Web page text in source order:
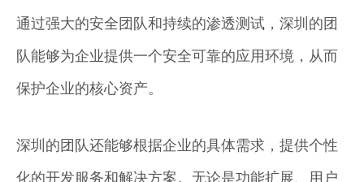
通过强大的安全团队和持续的渗透测试，深圳的团
队能够为企业提供一个安全可靠的应用环境，从而
保护企业的核心资产。
深圳的团队还能够根据企业的具体需求，提供个性
化的开发服务和解决方案。无论是功能扩展、用户